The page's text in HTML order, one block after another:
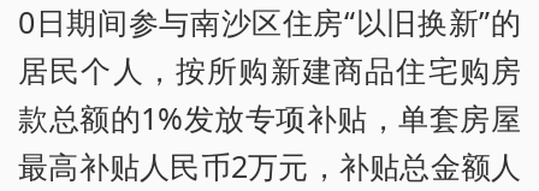
0日期间参与南沙区住房“以旧换新”的
居民个人，按所购新建商品住宅购房
款总额的1%发放专项补贴，单套房屋
最高补贴人民币2万元，补贴总金额人